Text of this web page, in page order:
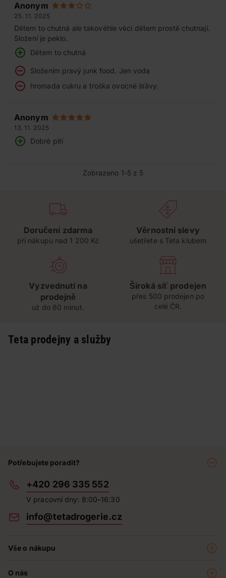
Anonym
25. 11. 2025
Dětem to chutná ale takovéhle věci dětem prostě chutnají.
Složení je peklo.
Dětem to chutná
Složením pravý junk food. Jen voda
hromada cukru a troška ovocné šťávy.
Anonym
13. 11. 2025
Dobré pití
Zobrazeno 1-5 z 5
Doručení zdarma
při nákupu nad 1 200 Kč
Věrnostní slevy
ušetřete s Teta klubem
Vyzvednutí na
prodejně
už do 60 minut.
Široká síť prodejen
přes 500 prodejen po
celé ČR.
Teta prodejny a služby
Potřebujete poradit?
+420 296 335 552
V pracovní dny: 8:00–16:30
info@tetadrogerie.cz
Vše o nákupu
O nás